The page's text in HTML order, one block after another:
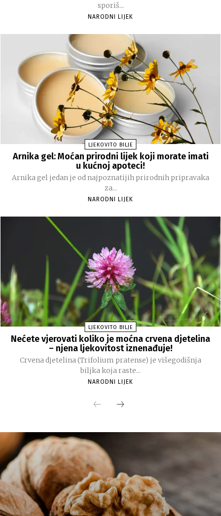
sporiš...
NARODNI LIJEK
LJEKOVITO BILJE
Arnika gel: Moćan prirodni lijek koji morate imati
u kućnoj apoteci!
Arnika gel jedan je od najpoznatijih prirodnih pripravaka
za...
NARODNI LIJEK
LJEKOVITO BILJE
Nećete vjerovati koliko je moćna crvena djetelina
– njena ljekovitost iznenađuje!
Crvena djetelina (Trifolium pratense) je višegodišnja
biljka koja raste...
NARODNI LIJEK